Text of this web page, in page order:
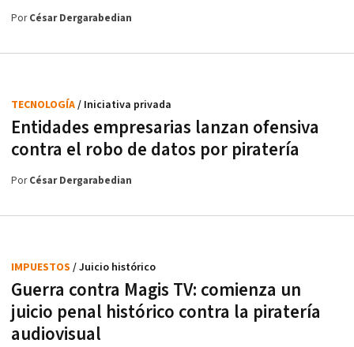
PorCésar Dergarabedian
Entidades empresarias lanzan ofensiva
contra el robo de datos por piratería
TECNOLOGÍA/ Iniciativa privada
PorCésar Dergarabedian
Guerra contra Magis TV: comienza un
juicio penal histórico contra la piratería
audiovisual
IMPUESTOS / Juicio histórico